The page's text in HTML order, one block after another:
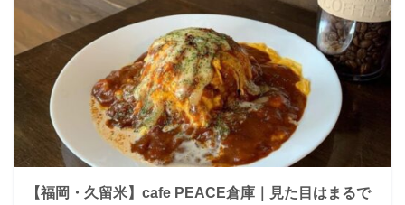
【福岡・久留米】cafe PEACE倉庫｜見た目はまるで